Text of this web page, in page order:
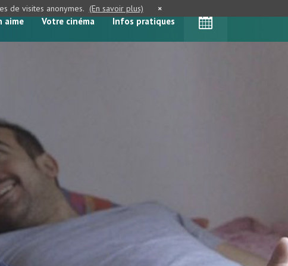
aime Votre cinéma Infos pratiques
de visites anonymes. (En savoir plus) ×